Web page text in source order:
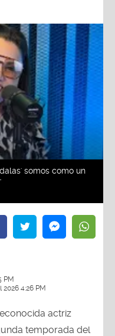
somos como un
PM
4:26 PM
actriz
temporada del